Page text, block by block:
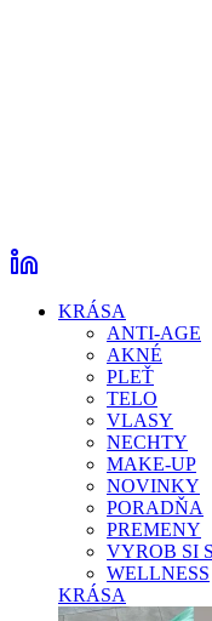
KRÁSA
ANTI-AGE
AKNÉ
PLEŤ
TELO
VLASY
NECHTY
MAKE-UP
NOVINKY
PORADŇA
PREMENY
VYROB SI
WELLNESS
KRÁSA